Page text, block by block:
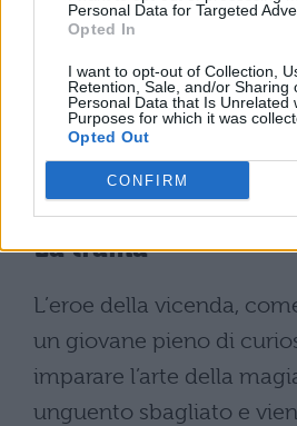
Personal Data for Targeted
Opted In
I want to opt-out of Collection,
Retention, Sale, and/or Sharing
Personal Data that Is Unrelated
Purposes for which it was
Opted Out
CONFIRM
Le avventure del
giovane di buona
esperienze insolite e
mistero; la curiositas è
spiccata.
La trama
L’eroe della vicenda,
un giovane pieno di
imparare l’arte della
unguento sbagliato e